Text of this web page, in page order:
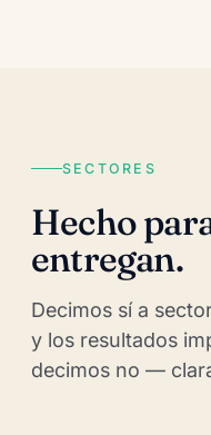
SECTORES
Hecho
entregan.
Decimos sí a
y los resultados
decimos no —